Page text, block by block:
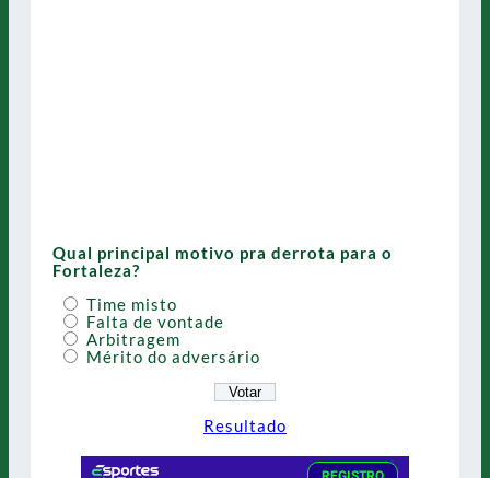
Qual principal motivo pra derrota para o
Fortaleza?
Time misto
Falta de vontade
Arbitragem
Mérito do adversário
Resultado